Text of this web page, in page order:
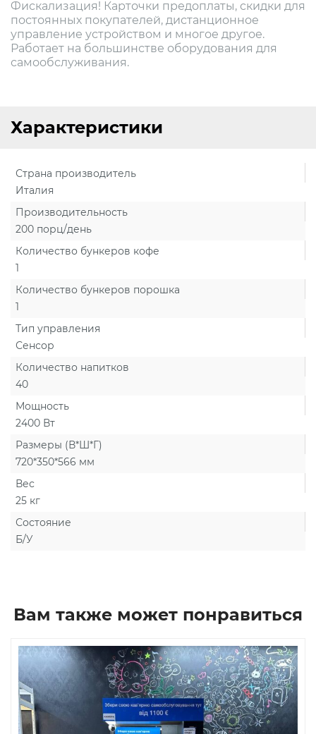
Фискализация! Карточки предоплаты, скидки для
постоянных покупателей, дистанционное
управление устройством и многое другое.
Работает на большинстве оборудования для
самообслуживания.
Характеристики
Страна производитель
Италия
Производительность
200 порц/день
Количество бункеров кофе
1
Количество бункеров порошка
1
Тип управления
Сенсор
Количество напитков
40
Мощность
2400 Вт
Размеры (В*Ш*Г)
720*350*566 мм
Вес
25 кг
Состояние
Б/У
Вам также может понравиться